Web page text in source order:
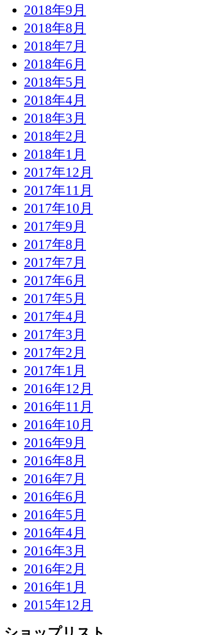
2018年9月
2018年8月
2018年7月
2018年6月
2018年5月
2018年4月
2018年3月
2018年2月
2018年1月
2017年12月
2017年11月
2017年10月
2017年9月
2017年8月
2017年7月
2017年6月
2017年5月
2017年4月
2017年3月
2017年2月
2017年1月
2016年12月
2016年11月
2016年10月
2016年9月
2016年8月
2016年7月
2016年6月
2016年5月
2016年4月
2016年3月
2016年2月
2016年1月
2015年12月